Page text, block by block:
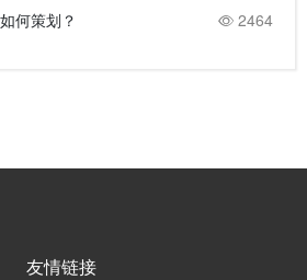
2464
何策划？
友情链接